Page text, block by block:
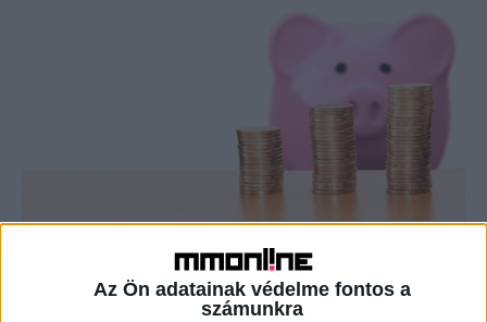
Az Ön adatainak védelme fontos a
számunkra
Kiderült, meddig elég a fiatalok félretett